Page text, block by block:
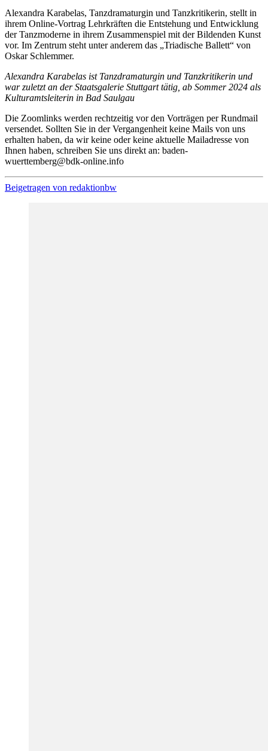
Alexandra Karabelas, Tanzdramaturgin und Tanzkritikerin, stellt in
ihrem Online-Vortrag Lehrkräften die Entstehung und Entwicklung
der Tanzmoderne in ihrem Zusammenspiel mit der Bildenden Kunst
vor. Im Zentrum steht unter anderem das „Triadische Ballett“ von
Oskar Schlemmer.
Alexandra Karabelas ist Tanzdramaturgin und Tanzkritikerin und
war zuletzt an der Staatsgalerie Stuttgart tätig, ab Sommer 2024 als
Kulturamtsleiterin in Bad Saulgau
Die Zoomlinks werden rechtzeitig vor den Vorträgen per Rundmail
versendet. Sollten Sie in der Vergangenheit keine Mails von uns
erhalten haben, da wir keine oder keine aktuelle Mailadresse von
Ihnen haben, schreiben Sie uns direkt an: baden-
wuerttemberg@bdk-online.info
Beigetragen von redaktionbw